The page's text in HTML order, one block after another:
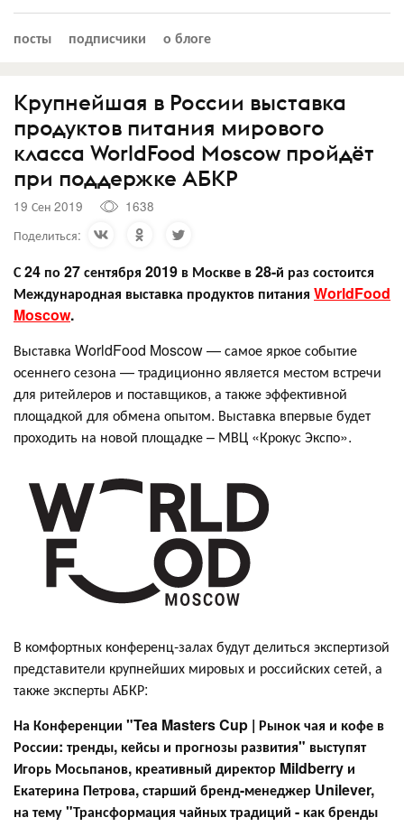
посты подписчики о блоге
Крупнейшая в России выставка
продуктов питания мирового
класса WorldFood Moscow пройдёт
при поддержке АБКР
19 Сен 2019
1638
Поделиться:
С 24 по 27 сентября 2019 в Москве в 28-й раз состоится
Международная выставка продуктов питания WorldFood
Moscow.
Выставка WorldFood Moscow — самое яркое событие
осеннего сезона — традиционно является местом встречи
для ритейлеров и поставщиков, а также эффективной
площадкой для обмена опытом. Выставка впервые будет
проходить на новой площадке – МВЦ «Крокус Экспо».
В комфортных конференц-залах будут делиться экспертизой
представители крупнейших мировых и российских сетей, а
также эксперты АБКР:
На Конференции "Tea Masters Cup | Рынок чая и кофе в
России: тренды, кейсы и прогнозы развития" выступят
Игорь Мосьпанов, креативный директор Mildberry и
Екатерина Петрова, старший бренд-менеджер Unilever,
на тему"Трансформация чайных традиций - как бренды